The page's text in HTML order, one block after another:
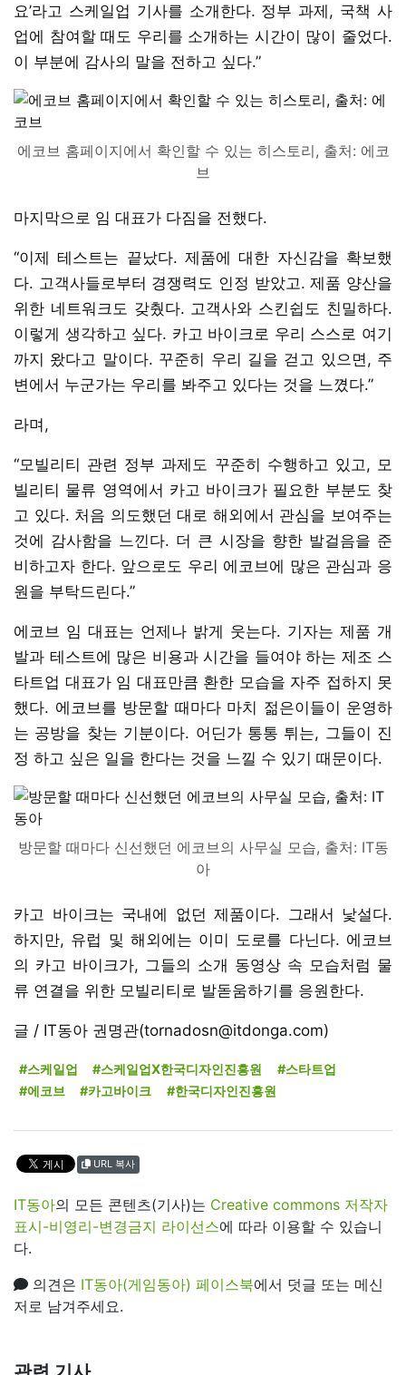
요’라고 스케일업 기사를 소개한다. 정부 과제, 국책 사
업에 참여할 때도 우리를 소개하는 시간이 많이 줄었다.
이 부분에 감사의 말을 전하고 싶다.”
에코브 홈페이지에서 확인할 수 있는 히스토리, 출처: 에코
브
마지막으로 임 대표가 다짐을 전했다.
“이제 테스트는 끝났다. 제품에 대한 자신감을 확보했
다. 고객사들로부터 경쟁력도 인정 받았고. 제품 양산을
위한 네트워크도 갖췄다. 고객사와 스킨쉽도 친밀하다.
이렇게 생각하고 싶다. 카고 바이크로 우리 스스로 여기
까지 왔다고 말이다. 꾸준히 우리 길을 걷고 있으면, 주
변에서 누군가는 우리를 봐주고 있다는 것을 느꼈다.”
라며,
“모빌리티 관련 정부 과제도 꾸준히 수행하고 있고, 모
빌리티 물류 영역에서 카고 바이크가 필요한 부분도 찾
고 있다. 처음 의도했던 대로 해외에서 관심을 보여주는
것에 감사함을 느낀다. 더 큰 시장을 향한 발걸음을 준
비하고자 한다. 앞으로도 우리 에코브에 많은 관심과 응
원을 부탁드린다.”
에코브 임 대표는 언제나 밝게 웃는다. 기자는 제품 개
발과 테스트에 많은 비용과 시간을 들여야 하는 제조 스
타트업 대표가 임 대표만큼 환한 모습을 자주 접하지 못
했다. 에코브를 방문할 때마다 마치 젊은이들이 운영하
는 공방을 찾는 기분이다. 어딘가 통통 튀는, 그들이 진
정 하고 싶은 일을 한다는 것을 느낄 수 있기 때문이다.
방문할 때마다 신선했던 에코브의 사무실 모습, 출처: IT동
아
카고 바이크는 국내에 없던 제품이다. 그래서 낯설다.
하지만, 유럽 및 해외에는 이미 도로를 다닌다. 에코브
의 카고 바이크가, 그들의 소개 동영상 속 모습처럼 물
류 연결을 위한 모빌리티로 발돋움하기를 응원한다.
글 / IT동아 권명관(tornadosn@itdonga.com)
#스케일업 #스케일업X한국디자인진흥원
#스타트업
#에코브
#카고바이크 #한국디자인진흥원
URL 복사
IT동아의 모든 콘텐츠(기사)는 Creative commons 저작자
표시-비영리-변경금지 라이선스에 따라 이용할 수 있습니
다.
의견은 IT동아(게임동아) 페이스북에서 덧글 또는 메신
저로 남겨주세요.